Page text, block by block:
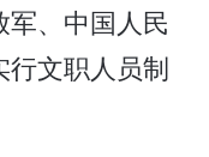
、中国人民
文职人员制